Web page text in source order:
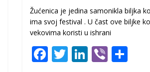
Žućenica je jedina samonikla biljka
ima svoj festival . U čast ovе biljke
vekovima koristi u ishrani
F T Li Vi